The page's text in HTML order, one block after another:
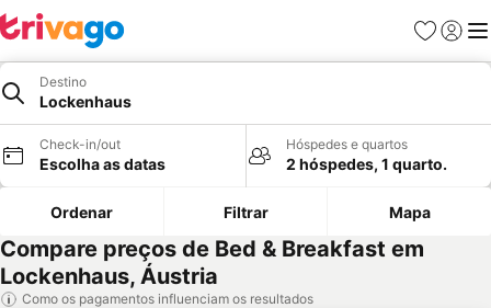
Favoritos
Iniciar
Destino
Lockenhaus
Check-in/out
Escolha as datas
Hóspedes e quartos
2 hóspedes, 1 quarto.
Ordenar Filtrar Mapa
Compare preços de Bed & Breakfast em
Lockenhaus, Áustria
Como os pagamentos influenciam os resultados